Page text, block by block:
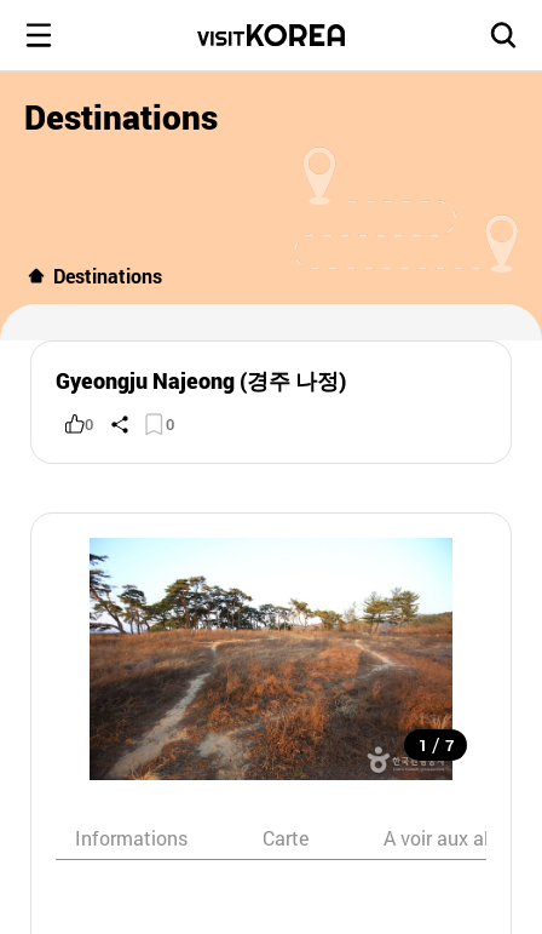
Destinations
Destinations
Gyeongju Najeong (경주 나정)
0 0
1 / 7
Informations Carte A voir aux